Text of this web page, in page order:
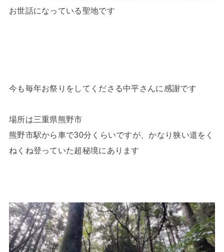
お世話になっている聖地です
今も毎年お祭りをしてくださる中平さんに感謝です
場所は三重県熊野市
熊野市駅から車で30分くらいですが、かなり狭い道をく
ねくね登っていた超秘境にあります